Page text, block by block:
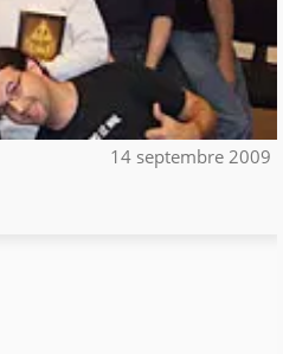
14 septembre 2009